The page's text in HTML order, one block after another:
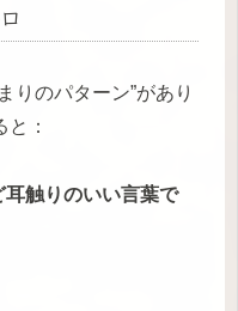
りのパターン”があり
：
耳触りのいい言葉で